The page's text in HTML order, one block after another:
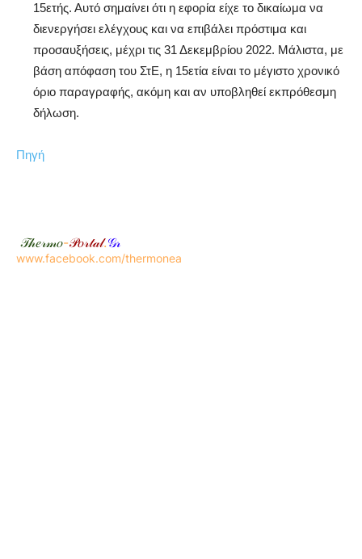
15ετής. Αυτό σημαίνει ότι η εφορία είχε το δικαίωμα να
διενεργήσει ελέγχους και να επιβάλει πρόστιμα και
προσαυξήσεις, μέχρι τις 31 Δεκεμβρίου 2022. Μάλιστα, με
βάση απόφαση του ΣτΕ, η 15ετία είναι το μέγιστο χρονικό
όριο παραγραφής, ακόμη και αν υποβληθεί εκπρόθεσμη
δήλωση.
Πηγή
𝒯𝒽𝑒𝓇𝓂𝑜-𝒫𝑜𝓇𝓉𝒶𝓁.𝒢𝓇
www.facebook.com/thermonea